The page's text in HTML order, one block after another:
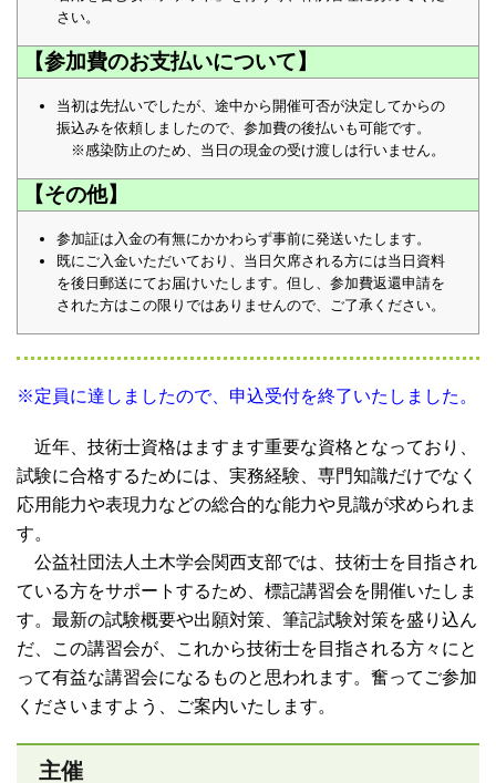
さい。
【参加費のお支払いについて】
当初は先払いでしたが、途中から開催可否が決定してからの
振込みを依頼しましたので、参加費の後払いも可能です。
※感染防止のため、当日の現金の受け渡しは行いません。
【その他】
参加証は入金の有無にかかわらず事前に発送いたします。
既にご入金いただいており、当日欠席される方には当日資料
を後日郵送にてお届けいたします。但し、参加費返還申請を
された方はこの限りではありませんので、ご了承ください。
※定員に達しましたので、申込受付を終了いたしました。
近年、技術士資格はますます重要な資格となっており、
試験に合格するためには、実務経験、専門知識だけでなく
応用能力や表現力などの総合的な能力や見識が求められま
す。
公益社団法人土木学会関西支部では、技術士を目指され
ている方をサポートするため、標記講習会を開催いたしま
す。最新の試験概要や出願対策、筆記試験対策を盛り込ん
だ、この講習会が、これから技術士を目指される方々にと
って有益な講習会になるものと思われます。奮ってご参加
くださいますよう、ご案内いたします。
主催